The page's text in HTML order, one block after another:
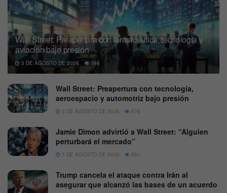
Wall Street: Preapertura con farmacéutica, tecnología y
aviación bajo presión
3 DE AGOSTO DE 2026 598
Wall Street: Preapertura con tecnología,
aeroespacio y automotriz bajo presión
5 DE AGOSTO DE 2026 579
Jamie Dimon advirtió a Wall Street: “Alguien
perturbará el mercado”
7 DE AGOSTO DE 2026 551
Trump cancela el ataque contra Irán al
asegurar que alcanzó las bases de un acuerdo